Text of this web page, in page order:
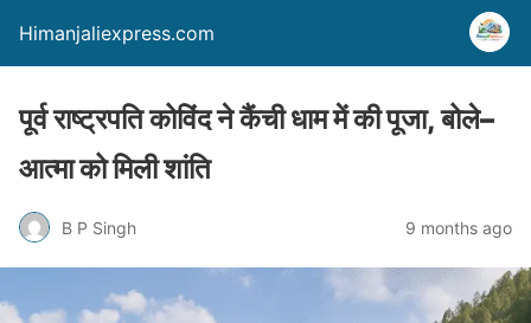
Himanjaliexpress.com
पूर्व राष्ट्रपति कोविंद ने कैंची धाम में की पूजा, बोले–
आत्मा को मिली शांति
B P Singh 9 months ago